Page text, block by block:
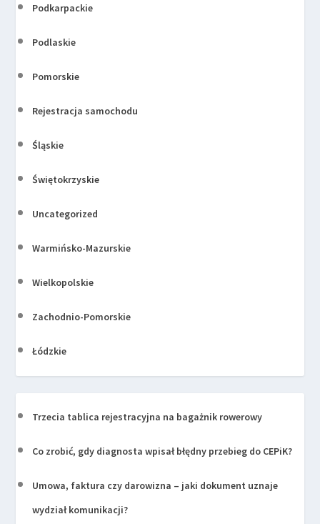
Podkarpackie
Podlaskie
Pomorskie
Rejestracja samochodu
Śląskie
Świętokrzyskie
Uncategorized
Warmińsko-Mazurskie
Wielkopolskie
Zachodnio-Pomorskie
Łódzkie
Trzecia tablica rejestracyjna na bagażnik rowerowy
Co zrobić, gdy diagnosta wpisał błędny przebieg do CEPiK?
Umowa, faktura czy darowizna – jaki dokument uznaje
wydział komunikacji?